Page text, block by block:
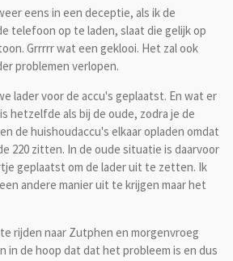
eens in een deceptie, als ik de
telefoon op te laden, slaat die gelijk op
Grrrrr wat een geklooi. Het zal ook
problemen verlopen.
lader voor de accu's geplaatst. En wat er
hetzelfde als bij de oude, zodra je de
de huishoudaccu's elkaar opladen omdat
220 zitten. In de oude situatie is daarvoor
geplaatst om de lader uit te zetten. Ik
andere manier uit te krijgen maar het
rijden naar Zutphen en morgenvroeg
in de hoop dat dat het probleem is en dus